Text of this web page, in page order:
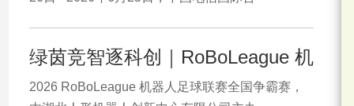
绿茵竞智逐科创｜RoBoLeague 机
2026 RoBoLeague 机器人足球联赛全国争霸赛，